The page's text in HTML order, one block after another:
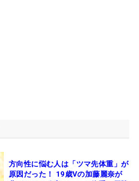
方向性に悩む人は「ツマ先体重」が
原因だった！ 19歳Vの加藤麗奈が